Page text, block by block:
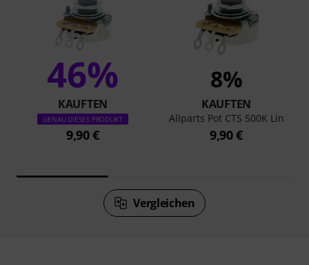
46%
KAUFTEN
GENAU DIESES PRODUKT
9,90 €
8%
KAUFTEN
Allparts Pot CTS 500K Lin
9,90 €
Vergleichen